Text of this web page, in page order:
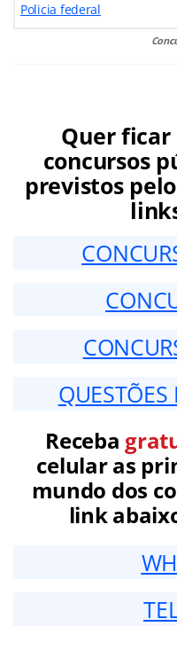
Policia federal
Quer
concursos
previstos
Receba
celular as
mundo dos
link